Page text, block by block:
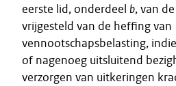
eerste lid, onderdeel b, van
vrijgesteld van de heffing van
vennootschapsbelasting,
of nagenoeg uitsluitend
verzorgen van uitkeringen